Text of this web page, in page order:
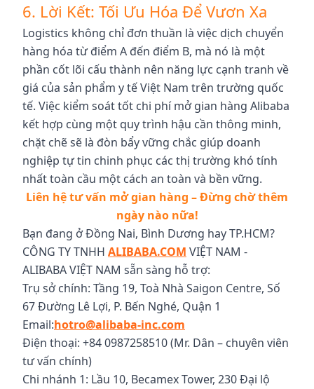
6. Lời Kết: Tối Ưu Hóa Để Vươn Xa
Logistics không chỉ đơn thuần là việc dịch chuyển
hàng hóa từ điểm A đến điểm B, mà nó là một
phần cốt lõi cấu thành nên năng lực cạnh tranh về
giá của sản phẩm y tế Việt Nam trên trường quốc
tế. Việc kiểm soát tốt chi phí mở gian hàng Alibaba
kết hợp cùng một quy trình hậu cần thông minh,
chặt chẽ sẽ là đòn bẩy vững chắc giúp doanh
nghiệp tự tin chinh phục các thị trường khó tính
nhất toàn cầu một cách an toàn và bền vững.
Liên hệ tư vấn mở gian hàng – Đừng chờ thêm
ngày nào nữa!
Bạn đang ở Đồng Nai, Bình Dương hay TP.HCM?
CÔNG TY TNHH ALIBABA.COM VIỆT NAM -
ALIBABA VIỆT NAM sẵn sàng hỗ trợ:
Trụ sở chính: Tầng 19, Toà Nhà Saigon Centre, Số
67 Đường Lê Lợi, P. Bến Nghé, Quận 1
Email:hotro@alibaba-inc.com
Điện thoại: +84 0987258510 (Mr. Dân – chuyên viên
tư vấn chính)
Chi nhánh 1: Lầu 10, Becamex Tower, 230 Đại lộ